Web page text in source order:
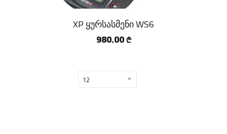
XP ყურსასმენი WS6
980.00 ₾
12